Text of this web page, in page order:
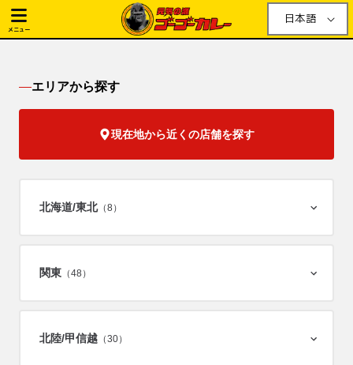
メニュー
日本語
エリアから探す
現在地から近くの店舗を探す
北海道/東北（8）
関東 （48）
北陸/甲信越 （30）